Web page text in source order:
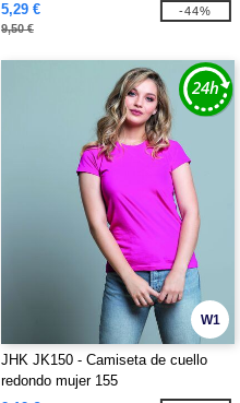
5,29 €
9,50 €
-44%
W1
JHK JK150 - Camiseta de cuello
redondo mujer 155